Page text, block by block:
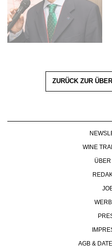
ZURÜCK ZUR
WINE
AGB &